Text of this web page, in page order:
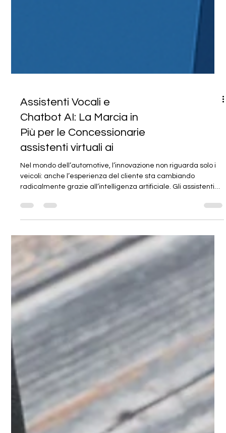
Assistenti Vocali e
Chatbot AI: La Marcia in
Più per le Concessionarie
assistenti virtuali ai
Nel mondo dell’automotive, l’innovazione non riguarda solo i
veicoli: anche l’esperienza del cliente sta cambiando
radicalmente grazie all’intelligenza artificiale. Gli assistenti
vendita, ma anche nel post-vendita e nel service. Assistenti
virtuali ai Cosa Sono gli Assistenti Vocali AI?Assistenti virtuali ai
Gli assistenti vocali AI sono sistemi che perm